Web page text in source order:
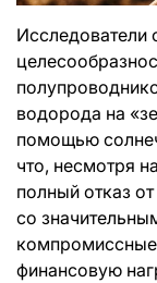
Исследователи
водорода на
помощью
что, несмотря
полный отказ
со
финансовую